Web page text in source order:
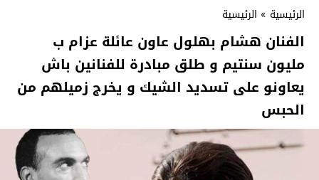
الرئيسية » الرئيسية
الفنان هشام بهلول عاون عائلة عزام ب
مليون سنتيم و طلق مبادرة للفنانين باش
يعاونو على تسديد الشيك و يخرج زميلهم من
الحبس